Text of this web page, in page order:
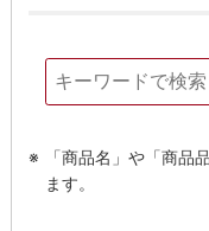
「商品名」や「商品
ます。